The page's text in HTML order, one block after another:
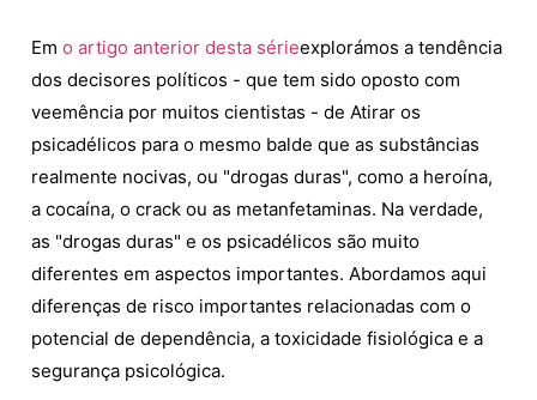
Em o artigo anterior desta sérieexplorámos a tendência
dos decisores políticos - que tem sido oposto com
veemência por muitos cientistas - de Atirar os
psicadélicos para o mesmo balde que as substâncias
realmente nocivas, ou "drogas duras", como a heroína,
a cocaína, o crack ou as metanfetaminas. Na verdade,
as "drogas duras" e os psicadélicos são muito
diferentes em aspectos importantes. Abordamos aqui
diferenças de risco importantes relacionadas com o
potencial de dependência, a toxicidade fisiológica e a
segurança psicológica.